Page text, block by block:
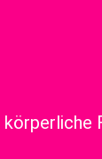
körperliche